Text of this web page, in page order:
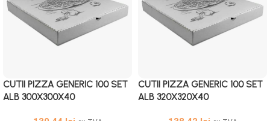
CUTII PIZZA GENERIC 100 SET
ALB 300X300X40
CUTII PIZZA GENERIC 100 SET
ALB 320X320X40